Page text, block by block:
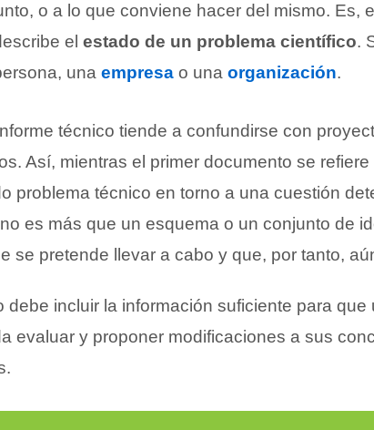
o a lo que conviene hacer del mismo. Es,
el estado de un problema científico.
una empresa o una organización.
técnico tiende a confundirse con
Así, mientras el primer documento se
problema técnico en torno a una cuestión
es más que un esquema o un conjunto de
se pretende llevar a cabo y que, por tanto,
debe incluir la información suficiente para que
evaluar y proponer modificaciones a sus